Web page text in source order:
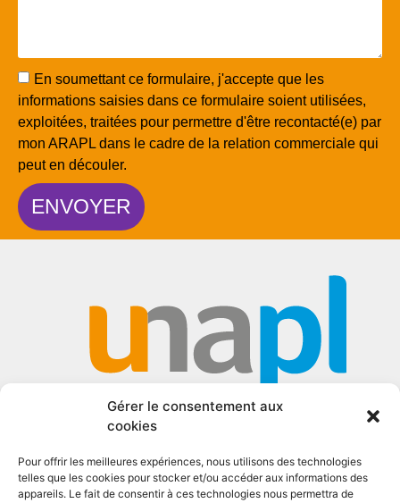
Gérer le consentement aux
cookies
Pour offrir les meilleures expériences, nous utilisons des technologies
telles que les cookies pour stocker et/ou accéder aux informations des
appareils. Le fait de consentir à ces technologies nous permettra de
En soumettant ce formulaire, j'accepte que les
informations saisies dans ce formulaire soient utilisées,
exploitées, traitées pour permettre d'être recontacté(e) par
mon ARAPL dans le cadre de la relation commerciale qui
peut en découler.
ENVOYER